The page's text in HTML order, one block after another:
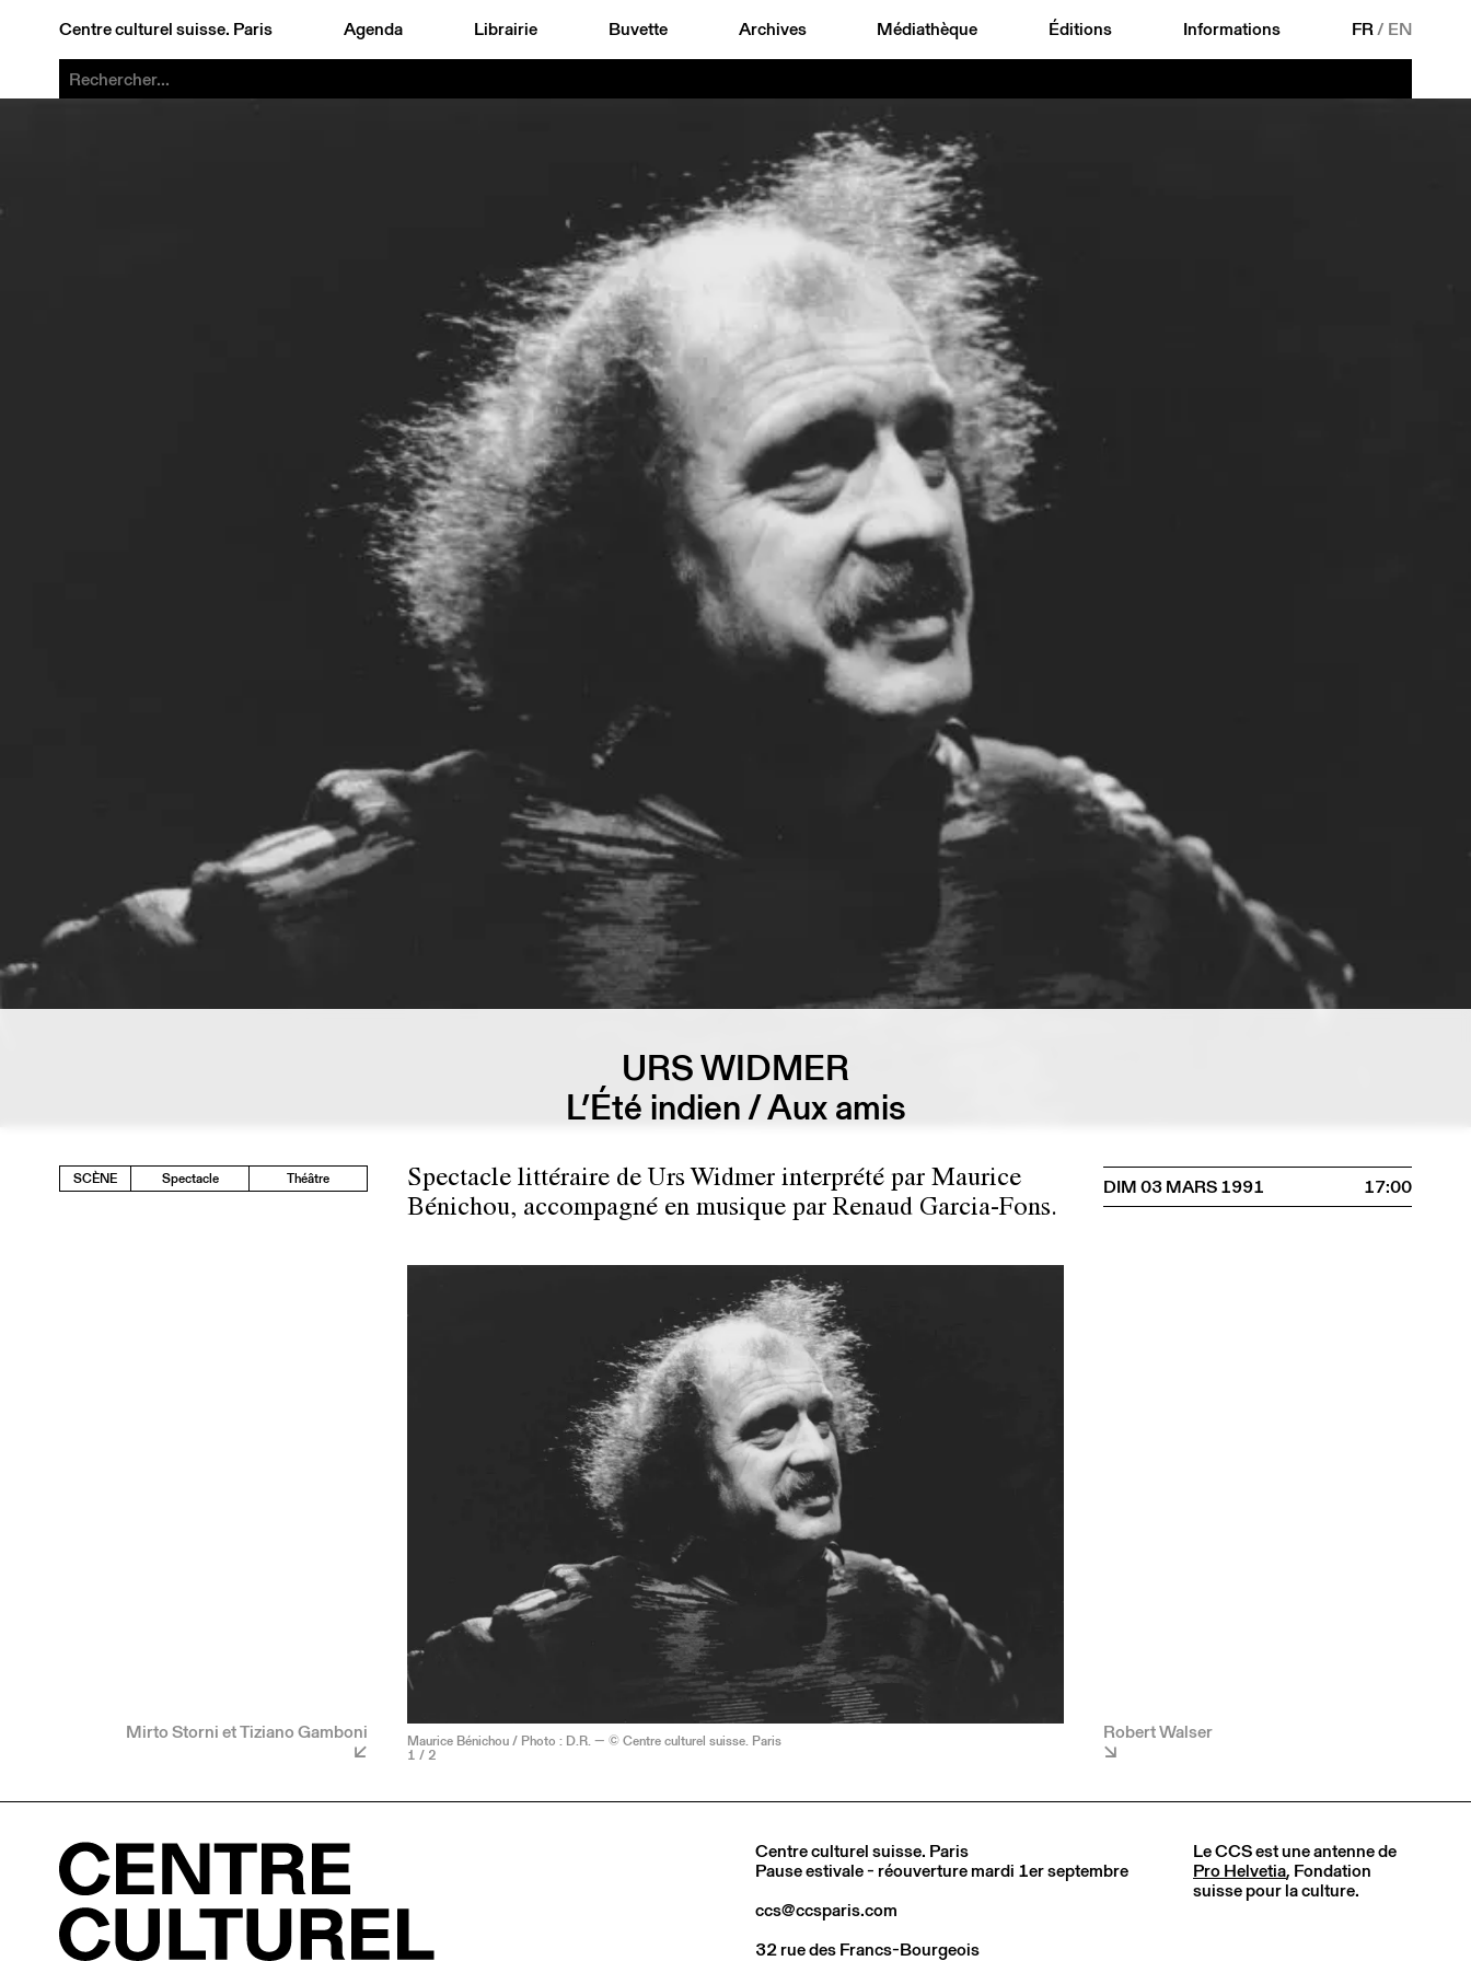
Centre culturel suisse. Paris Agenda Librairie Buvette Archives Médiathèque Éditions Informations FR/ EN
URS WIDMER
L’Été indien / Aux amis
SCÈNE Spectacle Théâtre
Mirto Storni et Tiziano Gamboni
Spectacle littéraire de Urs Widmer interprété par Maurice
Bénichou, accompagné en musique par Renaud Garcia-Fons.
Maurice Bénichou / Photo : D.R. — © Centre culturel suisse. Paris
1 / 2
DIM 03 MARS 1991 17:00
Robert Walser
Centre culturel suisse. Paris
Pause estivale - réouverture mardi 1er septembre
ccs@ccsparis.com
32 rue des Francs-Bourgeois
Le CCS est une antenne de
Pro Helvetia, Fondation
suisse pour la culture.